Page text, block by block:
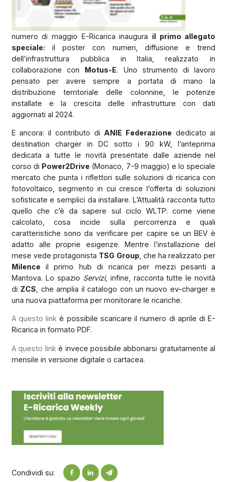
numero di maggio E-Ricarica inaugura il primo allegato
speciale: il poster con numeri, diffusione e trend
dell’infrastruttura pubblica in Italia, realizzato in
collaborazione con Motus-E. Uno strumento di lavoro
pensato per avere sempre a portata di mano la
distribuzione territoriale delle colonnine, le potenze
installate e la crescita delle infrastrutture con dati
aggiornati al 2024.
E ancora: il contributo di ANIE Federazione dedicato ai
destination charger in DC sotto i 90 kW, l’anteprima
dedicata a tutte le novità presentate dalle aziende nel
corso di Power2Drive (Monaco, 7-9 maggio) e lo speciale
mercato che punta i riflettori sulle soluzioni di ricarica con
fotovoltaico, segmento in cui cresce l’offerta di soluzioni
sofisticate e semplici da installare. L’Attualità racconta tutto
quello che c’è da sapere sul ciclo WLTP: come viene
calcolato, cosa incide sulla percorrenza e quali
caratteristiche sono da verificare per capire se un BEV è
adatto alle proprie esigenze. Mentre l’installazione del
mese vede protagonista TSG Group , che ha realizzato per
Milence il primo hub di ricarica per mezzi pesanti a
Mantova. Lo spazio Servizi, infine, racconta tutte le novità
di ZCS , che amplia il catalogo con un nuovo ev-charger e
una nuova piattaforma per monitorare le ricariche.
A questo link è possibile scaricare il numero di aprile di E-
Ricarica in formato PDF.
A questo link è invece possibile abbonarsi gratuitamente al
mensile in versione digitale o cartacea.
Condividi su: